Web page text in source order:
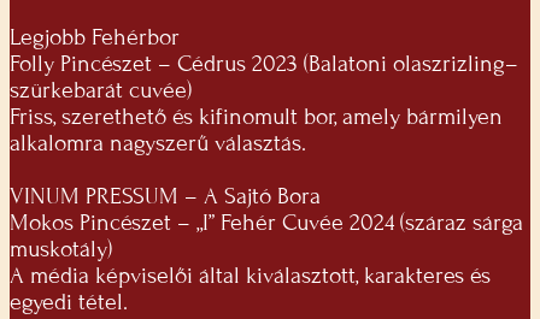
Legjobb Fehérbor
Folly Pincészet – Cédrus 2023 (Balatoni olaszrizling–
szürkebarát cuvée)
Friss, szerethető és kifinomult bor, amely bármilyen
alkalomra nagyszerű választás.
VINUM PRESSUM – A Sajtó Bora
Mokos Pincészet – „I” Fehér Cuvée 2024 (száraz sárga
muskotály)
A média képviselői által kiválasztott, karakteres és
egyedi tétel.